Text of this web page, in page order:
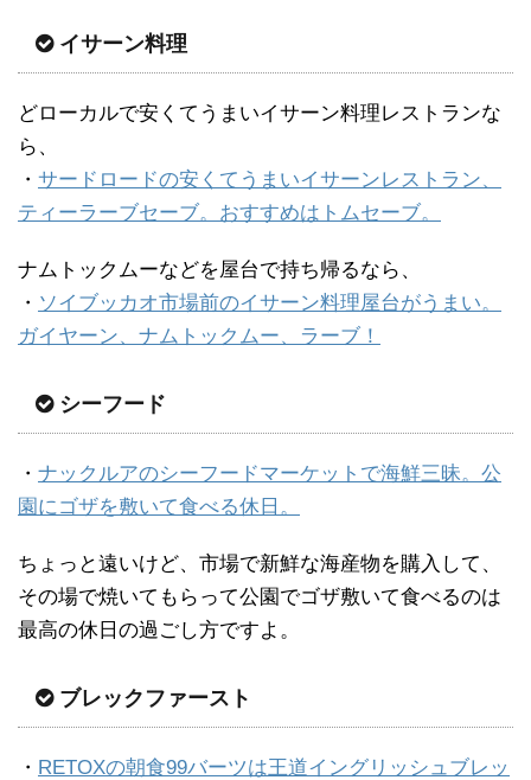
イサーン料理
どローカルで安くてうまいイサーン料理レストランな
ら、
・ サードロードの安くてうまいイサーンレストラン、
ティーラーブセーブ。おすすめはトムセーブ。
ナムトックムーなどを屋台で持ち帰るなら、
・ ソイブッカオ市場前のイサーン料理屋台がうまい。
ガイヤーン、ナムトックムー、ラーブ！
シーフード
・ ナックルアのシーフードマーケットで海鮮三昧。公
園にゴザを敷いて食べる休日。
ちょっと遠いけど、市場で新鮮な海産物を購入して、
その場で焼いてもらって公園でゴザ敷いて食べるのは
最高の休日の過ごし方ですよ。
ブレックファースト
・ RETOXの朝食99バーツは王道イングリッシュブレッ